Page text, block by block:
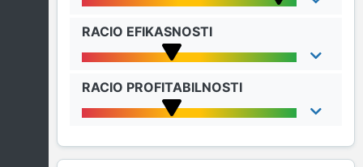
RACIO EFIKASNOSTI
RACIO PROFITABILNOSTI